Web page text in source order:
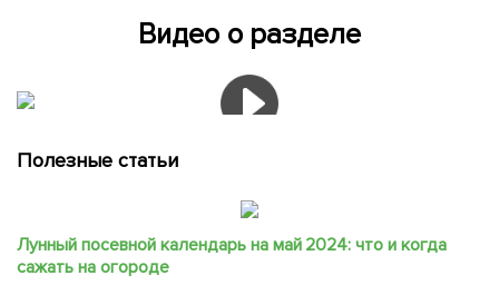
Видео о разделе
Полезные статьи
Лунный посевной календарь на май 2024: что и когда
сажать на огороде